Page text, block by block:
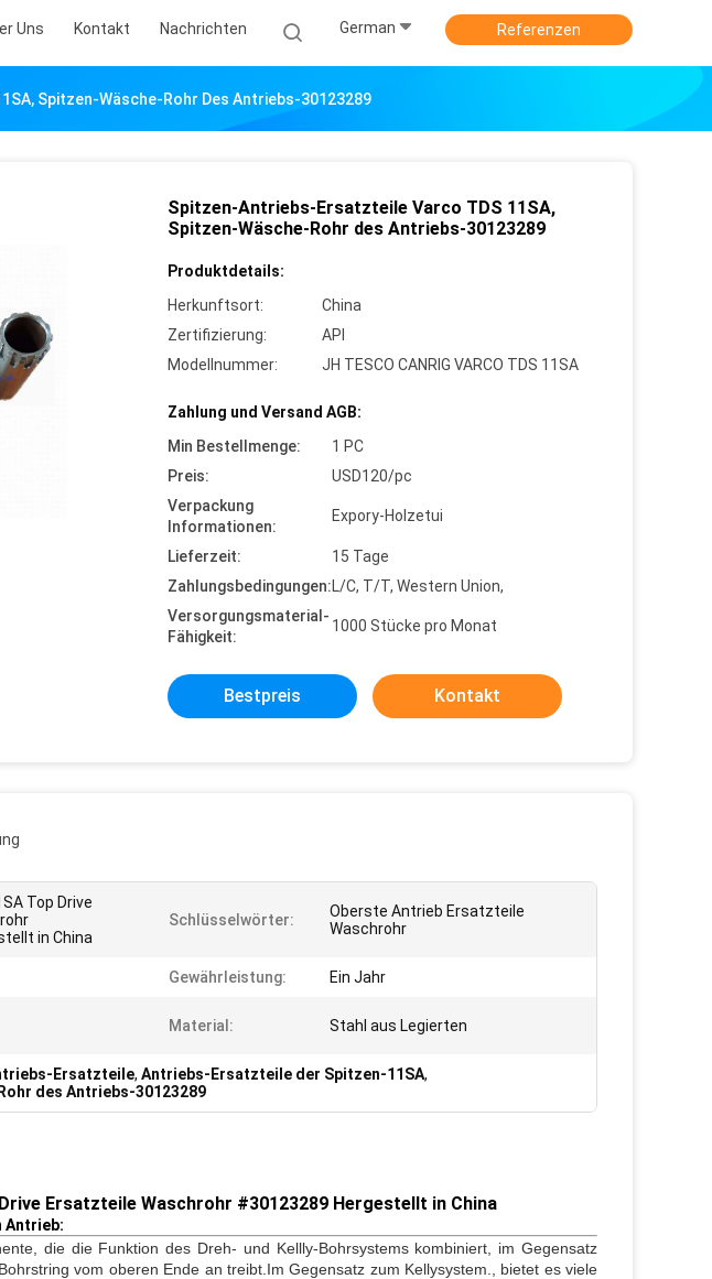
Uns Kontakt Nachrichten German Referenzen
Spitzen-Wäsche-Rohr Des Antriebs-30123289
Spitzen-Antriebs-Ersatzteile Varco TDS 11SA,
Spitzen-Wäsche-Rohr des Antriebs-30123289
Produktdetails:
Herkunftsort:
China
Zertifizierung:
API
Modellnummer:
JH TESCO CANRIG VARCO TDS 11SA
Zahlung und Versand AGB:
Min Bestellmenge:
1 PC
Preis:
USD120/pc
Verpackung
Informationen:
Expory-Holzetui
Lieferzeit:
15 Tage
Zahlungsbedingungen:L/C, T/T, Western Union,
Versorgungsmaterial-
Fähigkeit:
1000 Stücke pro Monat
Bestpreis Kontakt
Top Drive
in China
Schlüsselwörter:
Oberste Antrieb Ersatzteile
Waschrohr
Gewährleistung: Ein Jahr
Material: Stahl aus Legierten
Ersatzteile, Antriebs-Ersatzteile der Spitzen-11SA,
des Antriebs-30123289
Ersatzteile Waschrohr #30123289 Hergestellt in China
Antrieb:
die die Funktion des Dreh- und Kellly-Bohrsystems kombiniert, im Gegensatz
vom oberen Ende an treibt.Im Gegensatz zum Kellysystem., bietet es viele